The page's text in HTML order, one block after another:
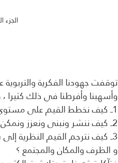
توقفت جهودنا الفكرية
وأسهبنا وأفرطنا في ذلك كثيرا
1ــ كيف نخطط القيم على مستوى الفرد والمدرسة والمؤسسة والمجتمع والمرحلة التاريخية ؟
2ــ كيف ننشر ونبنى ونعزز ونمكن القيم في حياة الفرد والمجتمع ؟
3ــ كيف نترجم القيم النظرية إلى سلوك ومهارات عملية معاصرة بحسب طبيعة الشخص
و الظرف والمكان والمجتمع ؟